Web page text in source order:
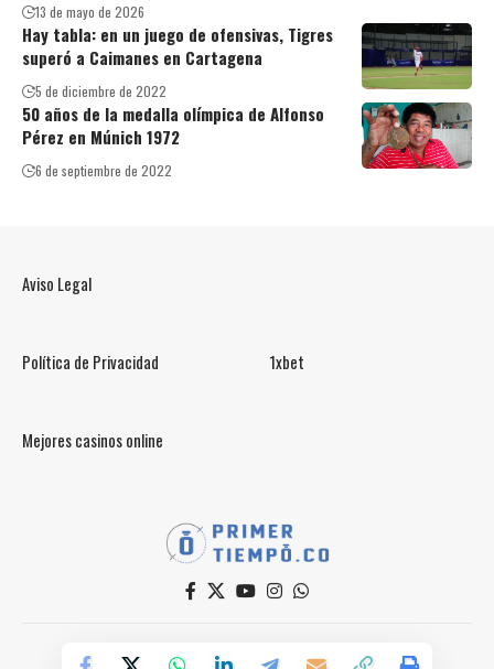
13 de mayo de 2026
Hay tabla: en un juego de ofensivas, Tigres
superó a Caimanes en Cartagena
5 de diciembre de 2022
50 años de la medalla olímpica de Alfonso
Pérez en Múnich 1972
6 de septiembre de 2022
Aviso Legal
Política de Privacidad 1xbet
Mejores casinos online